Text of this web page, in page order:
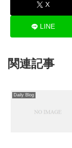
X
LINE
関連記事
Daily Blog